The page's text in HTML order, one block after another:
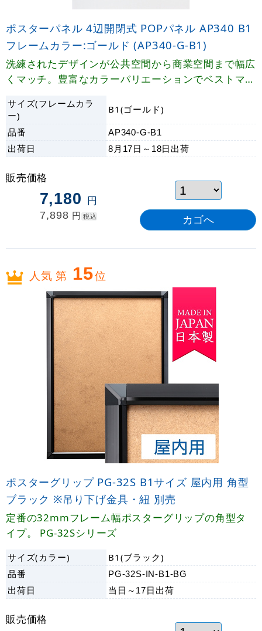
ポスターパネル 4辺開閉式 POPパネル AP340 B1
フレームカラー:ゴールド (AP340-G-B1)
洗練されたデザインが公共空間から商業空間まで幅広
くマッチ。豊富なカラーバリエーションでベストマッ
サイズ(フレームカラ
ー)
B1(ゴールド)
品番
AP340-G-B1
出荷日 8月17日～18日 出荷
販売価格
7,180 円
7,898 円 税込
人気 第 15位
ポスターグリップ PG-32S B1サイズ 屋内用 角型
ブラック ※吊り下げ金具・紐 別売
定番の32mmフレーム幅ポスターグリップの角型タ
イプ。 PG-32Sシリーズ
サイズ(カラー)
B1(ブラック)
品番
PG-32S-IN-B1-BG
出荷日 当日～17日 出荷
販売価格